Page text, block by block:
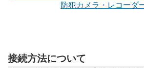
防犯カメラ・レコーダ
接続方法について